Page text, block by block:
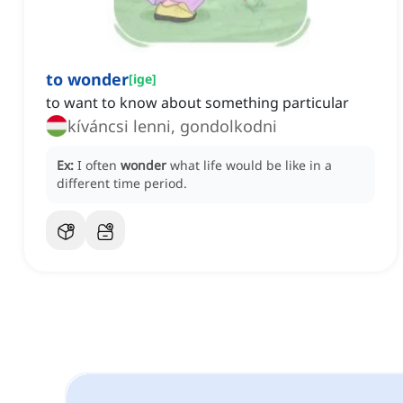
to wonder[ige]
to want to know about something particular
kíváncsi lenni, gondolkodni
Ex: I often wonder what life would be like in a
different time period.